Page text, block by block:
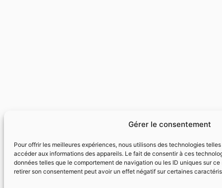
Gérer le consentement
Pour offrir les meilleures expériences, nous utilisons des technologies
accéder aux informations des appareils. Le fait de consentir à ces
données telles que le comportement de navigation ou les ID uniques sur
retirer son consentement peut avoir un effet négatif sur certaines